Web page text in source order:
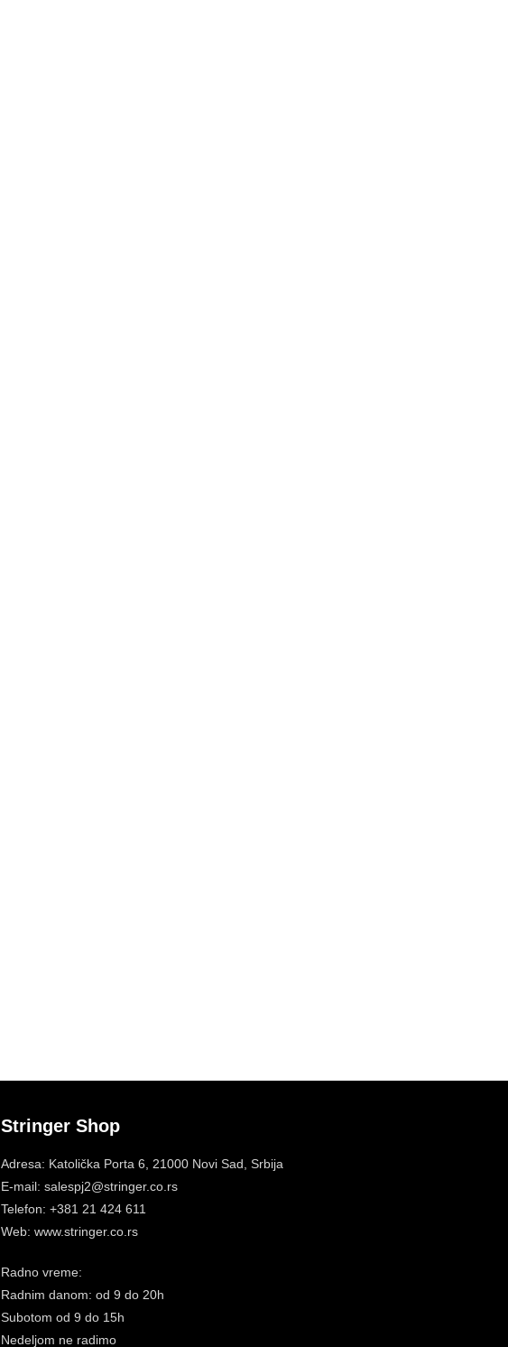
Stringer Shop
Adresa: Katolička Porta 6, 21000 Novi Sad, Srbija
E-mail: salespj2@stringer.co.rs
Telefon: +381 21 424 611
Web: www.stringer.co.rs
Radno vreme:
Radnim danom: od 9 do 20h
Subotom od 9 do 15h
Nedeljom ne radimo